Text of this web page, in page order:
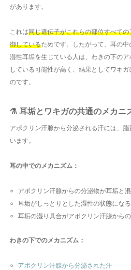
があります。
これは同じ遺伝子がこれらの部位すべて
御しているためです。したがって、耳の
湿性耳垢を生じている人は、わきの下の
している可能性が高く、結果としてワキ
のです。
⚗️ 耳垢とワキガの共通のメカニ
アポクリン汗腺から分泌される汗には、
います。
耳の中でのメカニズム：
アポクリン汗腺からの分泌物が耳垢と
耳垢がしっとりとした湿性の状態になる
耳垢の湿り具合がアポクリン汗腺から
わきの下でのメカニズム：
アポクリン汗腺から分泌された汗